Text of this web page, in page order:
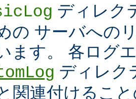
ディレク
の サーバへの
ます。 各ログ
ディレク
関連付けるこ